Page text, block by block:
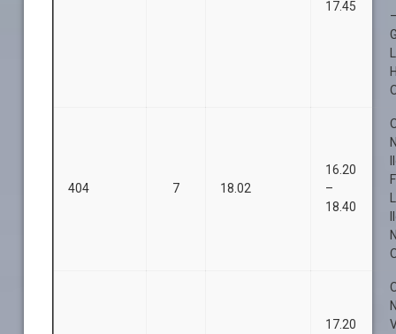
17.45
404 7 18.02
16.20
–
18.40
17.20